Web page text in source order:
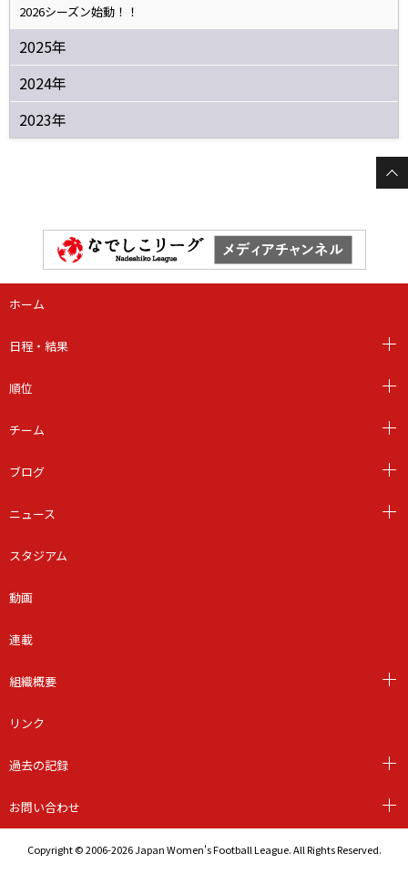
2026シーズン始動！！
2025年
2024年
2023年
ホーム
日程・結果
順位
チーム
ブログ
ニュース
スタジアム
動画
連載
組織概要
リンク
過去の記録
お問い合わせ
Copyright © 2006-2026 Japan Women's Football League. All Rights Reserved.